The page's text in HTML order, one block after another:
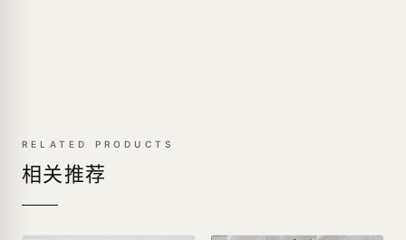
RELATED PRODUCTS
相关推荐